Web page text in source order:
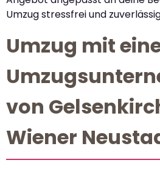
Umzug stressfrei und
Umzug mit
von
Wiener